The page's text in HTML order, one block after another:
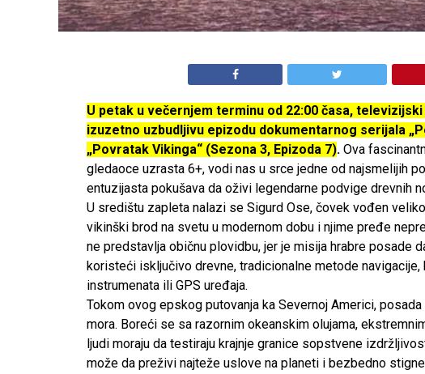
U petak u večernjem terminu od 22:00 časa,
izuzetno uzbudljivu epizodu dokumentarnog serijala
„Povratak Vikinga“ (Sezona 3, Epizoda 7). Ova
gledaoce uzrasta 6+, vodi nas u srce jedne od najsmelijih
entuzijasta pokušava da oživi legendarne podvige drevnih
U središtu zapleta nalazi se Sigurd Ose, čovek vođen
vikinški brod na svetu u modernom dobu i njime pređe
ne predstavlja običnu plovidbu, jer je misija hrabre posade
koristeći isključivo drevne, tradicionalne metode
instrumenata ili GPS uređaja.
Tokom ovog epskog putovanja ka Severnoj Americi,
mora. Boreći se sa razornim okeanskim olujama,
ljudi moraju da testiraju krajnje granice sopstvene
može da preživi najteže uslove na planeti i bezbedno